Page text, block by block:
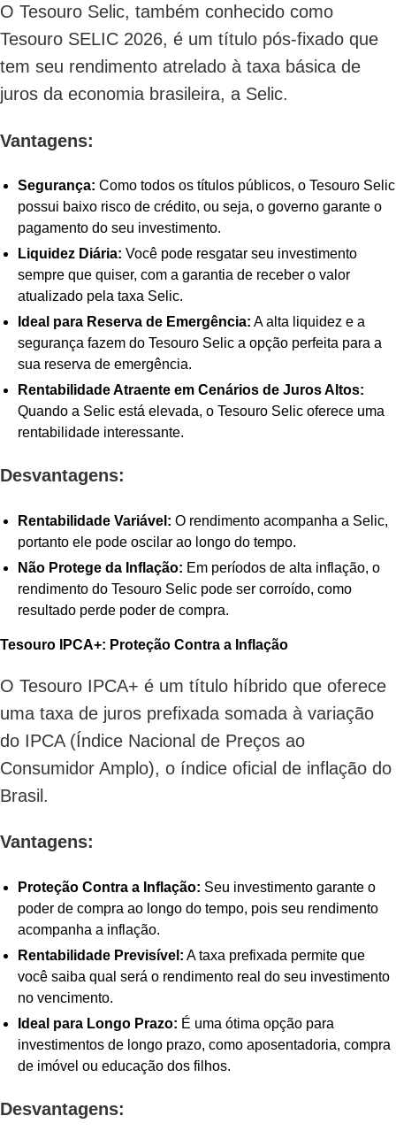
O Tesouro Selic, também conhecido como
Tesouro SELIC 2026, é um título pós-fixado que
tem seu rendimento atrelado à taxa básica de
juros da economia brasileira, a Selic.
Vantagens:
Segurança: Como todos os títulos públicos, o Tesouro Selic
possui baixo risco de crédito, ou seja, o governo garante o
pagamento do seu investimento.
Liquidez Diária: Você pode resgatar seu investimento
sempre que quiser, com a garantia de receber o valor
atualizado pela taxa Selic.
Ideal para Reserva de Emergência: A alta liquidez e a
segurança fazem do Tesouro Selic a opção perfeita para a
sua reserva de emergência.
Rentabilidade Atraente em Cenários de Juros Altos:
Quando a Selic está elevada, o Tesouro Selic oferece uma
rentabilidade interessante.
Desvantagens:
Rentabilidade Variável: O rendimento acompanha a Selic,
portanto ele pode oscilar ao longo do tempo.
Não Protege da Inflação: Em períodos de alta inflação, o
rendimento do Tesouro Selic pode ser corroído, como
resultado perde poder de compra.
Tesouro IPCA+: Proteção Contra a Inflação
O Tesouro IPCA+ é um título híbrido que oferece
uma taxa de juros prefixada somada à variação
do IPCA (Índice Nacional de Preços ao
Consumidor Amplo), o índice oficial de inflação do
Brasil.
Vantagens:
Proteção Contra a Inflação: Seu investimento garante o
poder de compra ao longo do tempo, pois seu rendimento
acompanha a inflação.
Rentabilidade Previsível: A taxa prefixada permite que
você saiba qual será o rendimento real do seu investimento
no vencimento.
Ideal para Longo Prazo: É uma ótima opção para
investimentos de longo prazo, como aposentadoria, compra
de imóvel ou educação dos filhos.
Desvantagens: